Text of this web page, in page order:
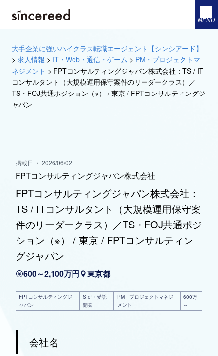
MENU
大手企業に強いハイクラス転職エージェント【シンシアード】
> 求人情報 > IT・Web・通信・ゲーム > PM・プロジェクトマ
ネジメント > FPTコンサルティングジャパン株式会社：TS / IT
コンサルタント（大規模運用保守案件のリーダークラス）／
TS・FOJ共通ポジション（※） / 東京 / FPTコンサルティングジ
ャパン
掲載日 ・ 2026/06/02
FPTコンサルティングジャパン株式会社
FPTコンサルティングジャパン株式会社：
TS / ITコンサルタント（大規模運用保守案
件のリーダークラス）／TS・FOJ共通ポジ
ション（※） / 東京 / FPTコンサルティン
グジャパン
600～2,100万円 東京都
FPTコンサルティングジ
ャパン
SIer・受託
開発
PM・プロジェクトマネジ
メント
600万
～
会社名